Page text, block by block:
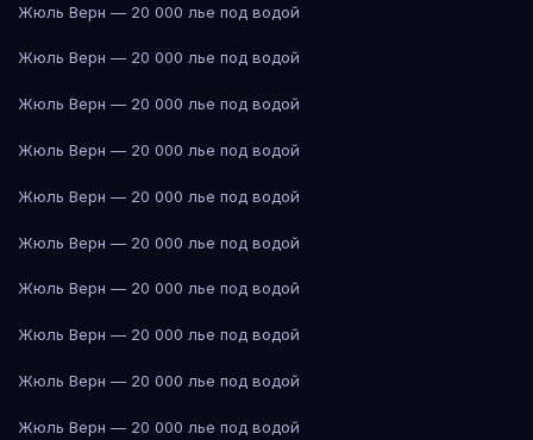
Жюль Верн — 20 000 лье под водой
Жюль Верн — 20 000 лье под водой
Жюль Верн — 20 000 лье под водой
Жюль Верн — 20 000 лье под водой
Жюль Верн — 20 000 лье под водой
Жюль Верн — 20 000 лье под водой
Жюль Верн — 20 000 лье под водой
Жюль Верн — 20 000 лье под водой
Жюль Верн — 20 000 лье под водой
Жюль Верн — 20 000 лье под водой